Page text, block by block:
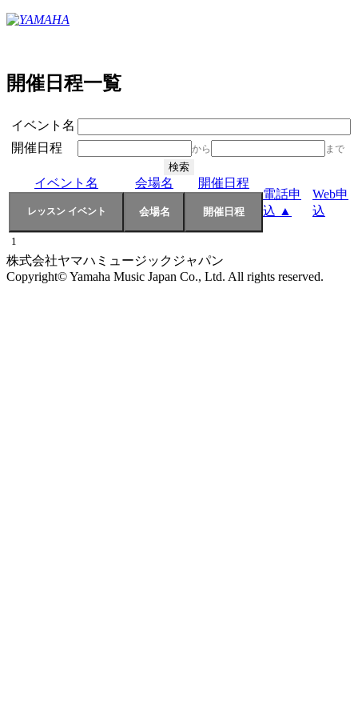
開催日程一覧
イベント名
開催日程
から まで
イベント名 会場名
開催日程
電話申
込 ▲
Web申
込
1
株式会社ヤマハミュージックジャパン
Copyright© Yamaha Music Japan Co., Ltd. All rights reserved.